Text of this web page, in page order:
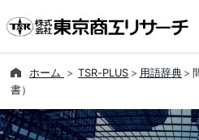
TSRデータ
ホーム TSR-PLUS 用語辞典
書）